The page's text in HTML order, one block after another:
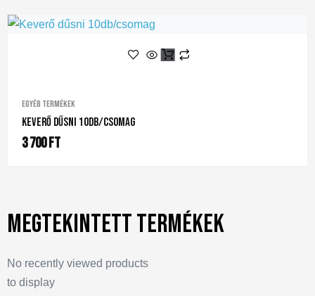
Egyéb termékek
Keverő Dűsni 10db/csomag
3 700Ft
Megtekintett termékek
No recently viewed products
to display